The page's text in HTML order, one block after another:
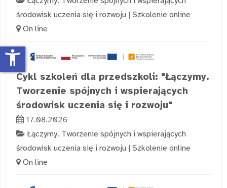
środowisk uczenia się i rozwoju | Szkolenie online
On line
Cykl szkoleń dla przedszkoli: "Łączymy.
Tworzenie spójnych i wspierających
środowisk uczenia się i rozwoju"
17.08.2026
Łączymy. Tworzenie spójnych i wspierających
środowisk uczenia się i rozwoju | Szkolenie online
On line
accessibility_new